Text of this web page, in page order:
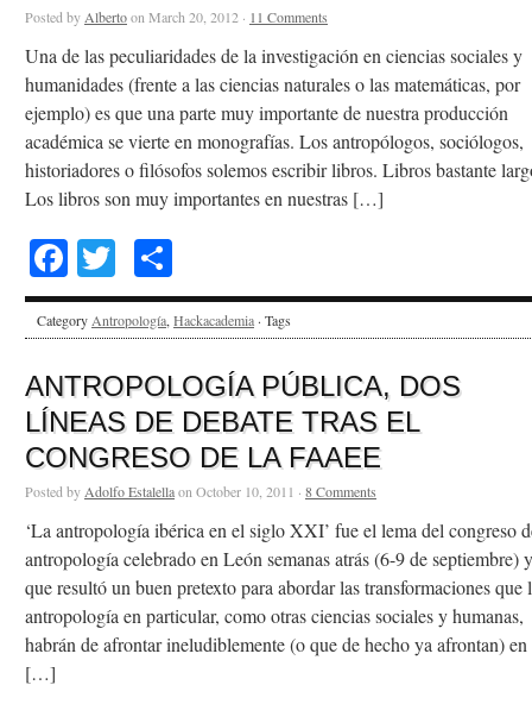
Posted by Albertoon March 20, 2012 · 11 Comments
Una de las peculiaridades de la investigación en ciencias sociales y
humanidades (frente a las ciencias naturales o las matemáticas, por
ejemplo) es que una parte muy importante de nuestra producción
académica se vierte en monografías. Los antropólogos, sociólogos,
historiadores o filósofos solemos escribir libros. Libros bastante
Los libros son muy importantes en nuestras […]
Facebook
Twitter
Category Antropología, Hackacademia · Tags
ANTROPOLOGÍA PÚBLICA, DOS
LÍNEAS DE DEBATE TRAS EL
CONGRESO DE LA FAAEE
Posted by Adolfo Estalellaon October 10, 2011 · 8 Comments
‘La antropología ibérica en el siglo XXI’ fue el lema del congreso
antropología celebrado en León semanas atrás (6-9 de septiembre) y
que resultó un buen pretexto para abordar las transformaciones que
antropología en particular, como otras ciencias sociales y humanas,
habrán de afrontar ineludiblemente (o que de hecho ya afrontan) en
[…]